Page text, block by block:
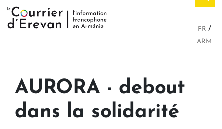
FR
ARM
AURORA - debout
dans la solidarité